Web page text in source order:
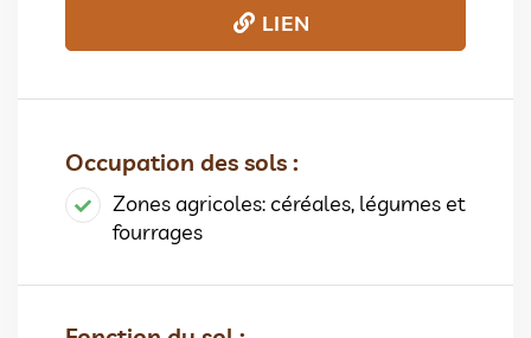
LIEN
Occupation des sols :
Zones agricoles: céréales, légumes et
fourrages